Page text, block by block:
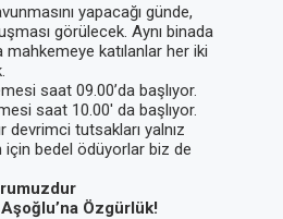
yapacağı günde,
görülecek. Aynı binada
katılanlar her iki
saat 09.00’da başlıyor.
saat 10.00′ da başlıyor.
devrimci tutsakları yalnız
için bedel ödüyorlar biz de
Özgürlük!